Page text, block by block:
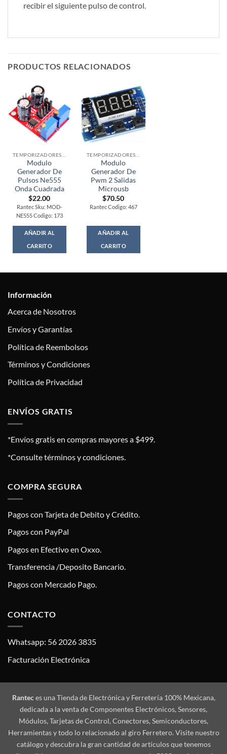
recibir el siguiente pulso de control.
PRODUCTOS RELACIONADOS
Modulo
Generador De
Pulsos Ne555
Onda Cuadrada
$22.00
Rantec Sku: MOD-
NE555 Codigo: 173
AÑADIR AL
CARRITO
Modulo
Generador De
Pwm 2 Salidas
Microusb
$70.50
Rantec Codigo: 467
AÑADIR AL
CARRITO
Información
Acerca de Nosotros
Envíos y Garantías
Política de Reembolsos
Términos y Condiciones
Política de Privacidad
ENVÍOS GRATIS
*Envíos gratis en compras mayores a $499.
*Consulte términos y condiciones.
COMPRA SEGURA
Pagos con Tarjeta de Debito y Crédito.
Pagos con PayPal
Pagos en Efectivo en Oxxo.
Transferencia /Deposito Bancario.
Pagos con Mercado Pago.
CONTACTO
Whatsapp: 56 2026 3835
Facturación Electrónica
Ranteces una Tienda de Electrónica y Ferretería 100% Mexicana,
dedicada a la venta de Componentes Electrónicos, Sensores,
Módulos, Tarjetas de Control, Conectores, Semiconductores,
Herramientas y todo lo relacionado al giro Ferretero. Visite nuestro
catálogo y descubra la gran cantidad de artículos que tenemos